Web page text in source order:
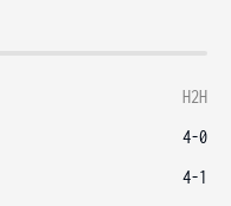
H2H
4-0
4-1